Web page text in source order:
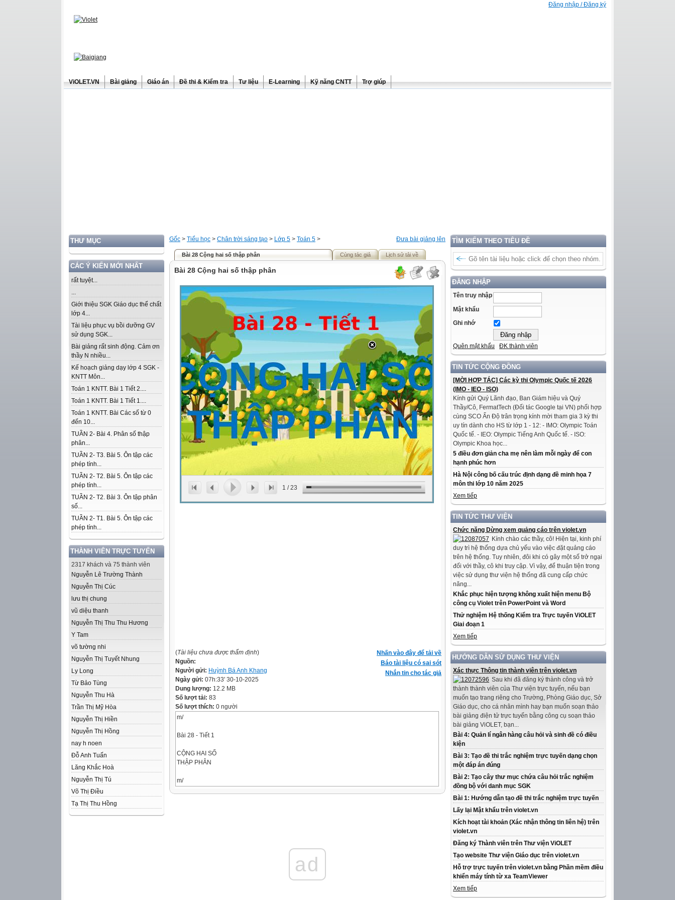
Đăng nhập / Đăng ký
ViOLET.VN Bài giảng Giáo án Đề thi & Kiểm tra Tư liệu E-Learning Kỹ năng CNTT Trợ giúp
THƯ MỤC
CÁC Ý KIẾN MỚI NHẤT
rất tuyệt...
...
Giới thiệu SGK Giáo dục thể chất
lớp 4...
Tài liệu phục vụ bồi dưỡng GV
sử dụng SGK...
Bài giảng rất sinh động. Cảm ơn
thầy N nhiều...
Kế hoạch giảng dạy lớp 4 SGK -
KNTT Môn...
Toán 1 KNTT. Bài 1 Tiết 2....
Toán 1 KNTT. Bài 1 Tiết 1....
Toán 1 KNTT. Bài Các số từ 0
đến 10...
TUẦN 2- Bài 4. Phân số thập
phân...
TUẦN 2- T3. Bài 5. Ôn tập các
phép tính...
TUẦN 2- T2. Bài 5. Ôn tập các
phép tính...
TUẦN 2- T2. Bài 3. Ôn tập phân
số...
TUẦN 2- T1. Bài 5. Ôn tập các
phép tính...
THÀNH VIÊN TRỰC TUYẾN
2317 khách và 75 thành viên
Nguyễn Lê Trường Thành
Nguyễn Thị Cúc
lưu thị chung
vũ diệu thanh
Nguyễn Thị Thu Thu Hương
Y Tam
võ tường nhi
Nguyễn Thị Tuyết Nhung
Ly Long
Từ Bảo Tùng
Nguyễn Thu Hà
Trần Thị Mỹ Hòa
Nguyễn Thị Hiền
Nguyễn Thị Hồng
nay h noen
Đỗ Anh Tuấn
Lăng Khắc Hoà
Nguyễn Thị Tú
Võ Thị Điều
Tạ Thị Thu Hồng
TÌM KIẾM THEO TIÊU ĐỀ
ĐĂNG NHẬP
Tên truy nhập
Mật khẩu
Ghi nhớ
Quên mật khẩu ĐK thành viên
TIN TỨC CỘNG ĐỒNG
[MỜI HỢP TÁC] Các kỳ thi Olympic Quốc tế 2026
(IMO - IEO - ISO)
Kính gửi Quý Lãnh đạo, Ban Giám hiệu và Quý
Thầy/Cô, FermatTech (Đối tác Google tại VN) phối hợp
cùng SCO Ấn Độ trân trọng kính mời tham gia 3 kỳ thi
uy tín dành cho HS từ lớp 1 - 12: - IMO: Olympic Toán
Quốc tế. - IEO: Olympic Tiếng Anh Quốc tế. - ISO:
Olympic Khoa học...
5 điều đơn giản cha mẹ nên làm mỗi ngày để con
hạnh phúc hơn
Hà Nội công bố cấu trúc định dạng đề minh họa 7
môn thi lớp 10 năm 2025
Xem tiếp
TIN TỨC THƯ VIỆN
Chức năng Dừng xem quảng cáo trên violet.vn
Kính chào các thầy, cô! Hiện tại, kinh phí
duy trì hệ thống dựa chủ yếu vào việc đặt quảng cáo
trên hệ thống. Tuy nhiên, đôi khi có gây một số trở ngại
đối với thầy, cô khi truy cập. Vì vậy, để thuận tiện trong
việc sử dụng thư viện hệ thống đã cung cấp chức
năng...
Khắc phục hiện tượng không xuất hiện menu Bộ
công cụ Violet trên PowerPoint và Word
Thử nghiệm Hệ thống Kiểm tra Trực tuyến ViOLET
Giai đoạn 1
Xem tiếp
HƯỚNG DẪN SỬ DỤNG THƯ VIỆN
Xác thực Thông tin thành viên trên violet.vn
Sau khi đã đăng ký thành công và trở
thành thành viên của Thư viện trực tuyến, nếu bạn
muốn tạo trang riêng cho Trường, Phòng Giáo dục, Sở
Giáo dục, cho cá nhân mình hay bạn muốn soạn thảo
bài giảng điện tử trực tuyến bằng công cụ soạn thảo
bài giảng ViOLET, bạn...
Bài 4: Quản lí ngân hàng câu hỏi và sinh đề có điều
kiện
Bài 3: Tạo đề thi trắc nghiệm trực tuyến dạng chọn
một đáp án đúng
Bài 2: Tạo cây thư mục chứa câu hỏi trắc nghiệm
đồng bộ với danh mục SGK
Bài 1: Hướng dẫn tạo đề thi trắc nghiệm trực tuyến
Lấy lại Mật khẩu trên violet.vn
Kích hoạt tài khoản (Xác nhận thông tin liên hệ) trên
violet.vn
Đăng ký Thành viên trên Thư viện ViOLET
Tạo website Thư viện Giáo dục trên violet.vn
Hỗ trợ trực tuyến trên violet.vn bằng Phần mềm điều
khiển máy tính từ xa TeamViewer
Xem tiếp
Đưa bài giảng lên
Gốc > Tiểu học > Chân trời sáng tạo > Lớp 5 > Toán 5 >
Bài 28 Cộng hai số thập phân Cùng tác giả Lịch sử tải về
Bài 28 Cộng hai số thập phân
1 /23
Nhấn vào đây để tải về
Báo tài liệu có sai sót
Nhắn tin cho tác giả
(Tài liệu chưa được thẩm định)
Nguồn:
Người gửi: Huỳnh Bá Anh Khang
Ngày gửi: 07h:33' 30-10-2025
Dung lượng: 12.2 MB
Số lượt tải: 83
Số lượt thích: 0 người
m/
Bài 28 - Tiết 1
CỘNG HAI SỐ
THẬP PHÂN
m/
quyết vấn đề đơn giản liên quan đến phép cộng các số thập phân.
– HS có cơ hội phát triển các năng lực tư duy và lập luận toán học, mô
hình hoá toán học, giao tiếp toán học, giải quyết vấn đề toán học và các
ad